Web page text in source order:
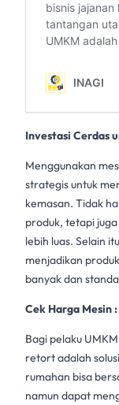
Investasi Cerdas
Menggunakan
strategis untuk
kemasan. Tidak
produk, tetapi
lebih luas. Selain
menjadikan
banyak dan
Cek Harga Mesin :
Bagi pelaku
retortadalah
rumahan bisa
namun dapat